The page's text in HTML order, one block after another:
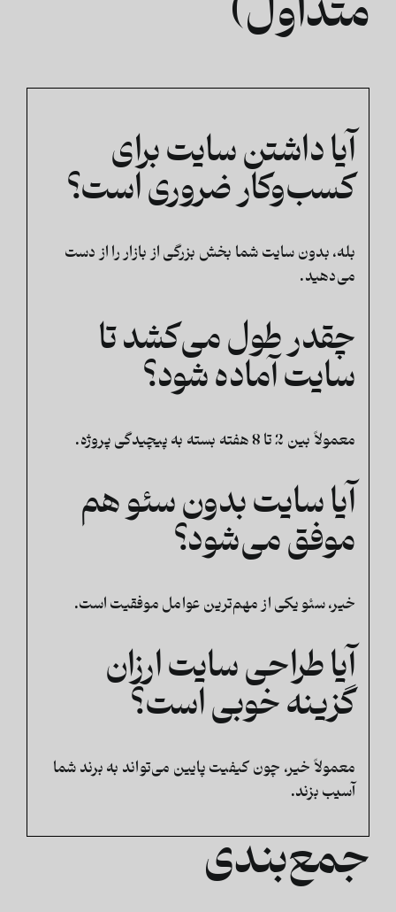
متداول)
آیا داشتن سایت برای
کسب‌وکار ضروری است؟
بله، بدون سایت شما بخش بزرگی از بازار را از دست
می‌دهید.
چقدر طول می‌کشد تا
سایت آماده شود؟
معمولاً بین 2 تا 8 هفته بسته به پیچیدگی پروژه.
آیا سایت بدون سئو هم
موفق می‌شود؟
خیر، سئو یکی از مهم‌ترین عوامل موفقیت است.
آیا طراحی سایت ارزان
گزینه خوبی است؟
معمولاً خیر، چون کیفیت پایین می‌تواند به برند شما
آسیب بزند.
جمع‌بندی